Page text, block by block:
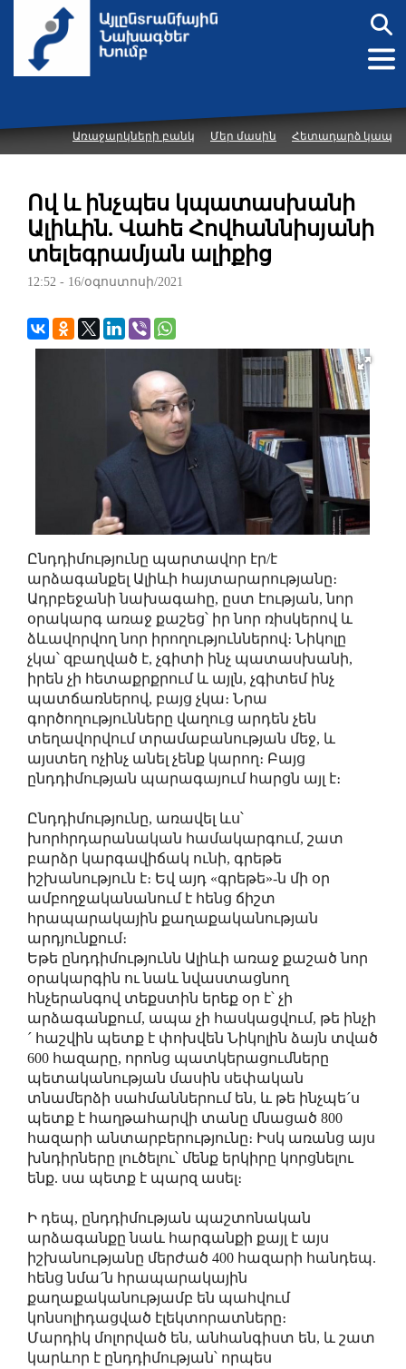
Առաջարկների բանկ Մեր մասին Հետադարձ կապ
Ով և ինչպես կպատասխանի
Ալիևին. Վահե Հովհաննիսյանի
տելեգրամյան ալիքից
12:52 - 16/օգոստոսի/2021
Ընդդիմությունը պարտավոր էր/է
արձագանքել Ալիևի հայտարարությանը։
Ադրբեջանի նախագահը, ըստ էության, նոր
օրակարգ առաջ քաշեց՝ իր նոր ռիսկերով և
ձևավորվող նոր իրողություններով։ Նիկոլը
չկա՝ զբաղված է, չգիտի ինչ պատասխանի,
իրեն չի հետաքրքրում և այլն, չգիտեմ ինչ
պատճառներով, բայց չկա։ Նրա
գործողությունները վաղուց արդեն չեն
տեղավորվում տրամաբանության մեջ, և
այստեղ ոչինչ անել չենք կարող։ Բայց
ընդդիմության պարագայում հարցն այլ է։
Ընդդիմությունը, առավել ևս՝
խորհրդարանական համակարգում, շատ
բարձր կարգավիճակ ունի, գրեթե
իշխանություն է։ Եվ այդ «գրեթե»-ն մի օր
ամբողջականանում է հենց ճիշտ
հրապարակային քաղաքականության
արդյունքում։
Եթե ընդդիմությունն Ալիևի առաջ քաշած նոր
օրակարգին ու նաև նվաստացնող
հնչերանգով տեքստին երեք օր է՝ չի
արձագանքում, ապա չի հասկացվում, թե ինչի
´ հաշվին պետք է փոխվեն Նիկոլին ձայն տված
600 հազարը, որոնց պատկերացումները
պետականության մասին սեփական
տնամերձի սահմաններում են, և թե ինչպե´ս
պետք է հաղթահարվի տանը մնացած 800
հազարի անտարբերությունը։ Իսկ առանց այս
խնդիրները լուծելու՝ մենք երկիրը կորցնելու
ենք. սա պետք է պարզ ասել։
Ի դեպ, ընդդիմության պաշտոնական
արձագանքը նաև հարգանքի քայլ է այս
իշխանությանը մերժած 400 հազարի հանդեպ.
հենց նմա´ն հրապարակային
քաղաքականությամբ են պահվում
կոնսոլիդացված էլեկտորատները։
Մարդիկ մոլորված են, անհանգիստ են, և շատ
կարևոր է ընդդիմության՝ որպես